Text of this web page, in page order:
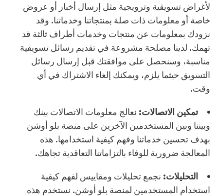
لأغراض تسويقية وترويجية مثل إرسال أخبار أو عروض
خاصة أو معلومات ذات صلة بمنتجاتنا وخدماتنا. وقد
نزودك بمعلومات عن منتجات وخدمات أطراف ثالثة قد
تهمك. لدينا مصلحة مشروعة في تقديم رسائل تسويقية
مناسبة، وسنحصل على موافقتك قبل إرسال رسائل
التسويق حيثما يلزم، ويمكنك إلغاء الاشتراك في أي
وقت.
تمكين الاتصالات: نعالج معلومات الاتصالات بينك
وبيننا وبين المستخدمين الآخرين على منصة بلو أوشن
بهدف تحسين خدماتنا وفهم كيفية استخدامها. هذه
المعالجة ضرورية للوفاء بالتزاماتنا التعاقدية تجاهك.
التحليلات: نجمع تحليلات ومقاييس لفهم كيفية
استخدام المستخدمين لمنصة بلو أوشن. نستخدم هذه